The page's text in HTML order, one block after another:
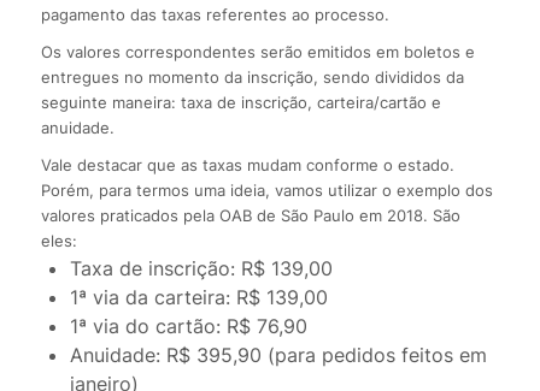
pagamento das taxas referentes ao processo.
Os valores correspondentes serão emitidos em boletos e
entregues no momento da inscrição, sendo divididos da
seguinte maneira: taxa de inscrição, carteira/cartão e
anuidade.
Vale destacar que as taxas mudam conforme o estado.
Porém, para termos uma ideia, vamos utilizar o exemplo dos
valores praticados pela OAB de São Paulo em 2018. São
eles:
Taxa de inscrição: R$ 139,00
1ª via da carteira: R$ 139,00
1ª via do cartão: R$ 76,90
Anuidade: R$ 395,90 (para pedidos feitos em
janeiro)